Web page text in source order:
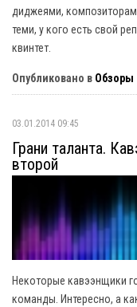
диджеями,
теми, у кого есть свой
квинтет.
Опубликовано в Обзоры
03.01.2014 09:45
Грани таланта.
второй
Некоторые кавээнщики
команды. Интересно, а